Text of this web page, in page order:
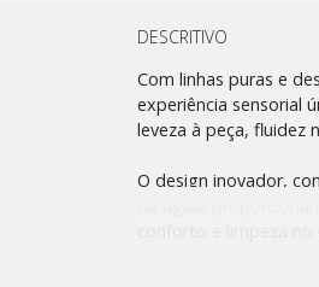
DESCRITIVO
Com linhas puras e
experiência sensorial
leveza à peça, fluidez
O design inovador,